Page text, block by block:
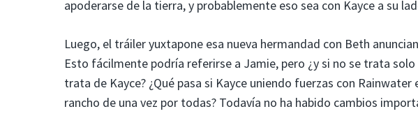
apoderarse de la tierra, y probablemente eso sea con Kayce a su
Luego, el tráiler yuxtapone esa nueva hermandad con Beth
Esto fácilmente podría referirse a Jamie, pero ¿y si no se trata
trata de Kayce? ¿Qué pasa si Kayce uniendo fuerzas con
rancho de una vez por todas? Todavía no ha habido cambios